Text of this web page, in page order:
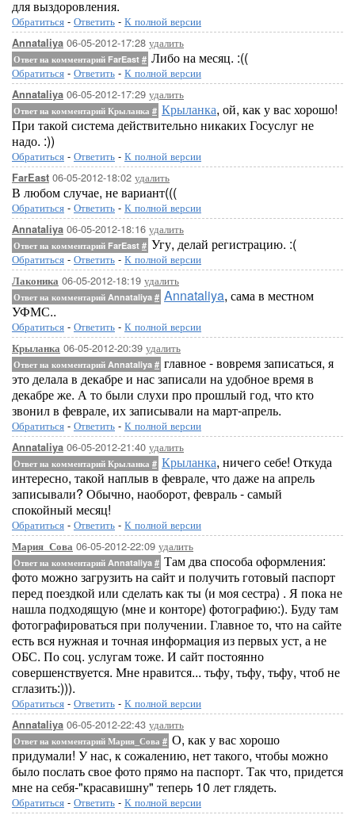
для выздоровления.
Обратиться - Ответить - К полной версии
Annataliya 06-05-2012-17:28 удалить
Ответ на комментарий FarEast # Либо на месяц. :((
Обратиться - Ответить - К полной версии
Annataliya 06-05-2012-17:29 удалить
Ответ на комментарий Крыланка # Крыланка, ой, как у вас хорошо!
При такой система действительно никаких Госуслуг не
надо. :))
Обратиться - Ответить - К полной версии
FarEast 06-05-2012-18:02 удалить
В любом случае, не вариант(((
Обратиться - Ответить - К полной версии
Annataliya 06-05-2012-18:16 удалить
Ответ на комментарий FarEast # Угу, делай регистрацию. :(
Обратиться - Ответить - К полной версии
Лаконика 06-05-2012-18:19 удалить
Ответ на комментарий Annataliya # Annataliya, сама в местном
УФМС..
Обратиться - Ответить - К полной версии
Крыланка 06-05-2012-20:39 удалить
Ответ на комментарий Annataliya # главное - вовремя записаться, я
это делала в декабре и нас записали на удобное время в
декабре же. А то были слухи про прошлый год, что кто
звонил в феврале, их записывали на март-апрель.
Обратиться - Ответить - К полной версии
Annataliya 06-05-2012-21:40 удалить
Ответ на комментарий Крыланка # Крыланка, ничего себе! Откуда
интересно, такой наплыв в феврале, что даже на апрель
записывали? Обычно, наоборот, февраль - самый
спокойный месяц!
Обратиться - Ответить - К полной версии
Мария_Сова 06-05-2012-22:09 удалить
Ответ на комментарий Annataliya # Там два способа оформления:
фото можно загрузить на сайт и получить готовый паспорт
перед поездкой или сделать как ты (и моя сестра) . Я пока не
нашла подходящую (мне и конторе) фотографию:). Буду там
фотографироваться при получении. Главное то, что на сайте
есть вся нужная и точная информация из первых уст, а не
ОБС. По соц. услугам тоже. И сайт постоянно
совершенствуется. Мне нравится... тьфу, тьфу, тьфу, чтоб не
сглазить:))).
Обратиться - Ответить - К полной версии
Annataliya 06-05-2012-22:43 удалить
Ответ на комментарий Мария_Сова # О, как у вас хорошо
придумали! У нас, к сожалению, нет такого, чтобы можно
было послать свое фото прямо на паспорт. Так что, придется
мне на себя-"красавишну" теперь 10 лет глядеть.
Обратиться - Ответить - К полной версии